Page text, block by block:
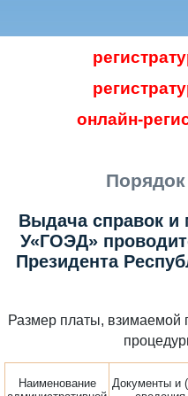
онлайн-
Выдача справок и
У«ГОЭД»
Президента
Размер платы, взимаемой
Наименование
Документы и